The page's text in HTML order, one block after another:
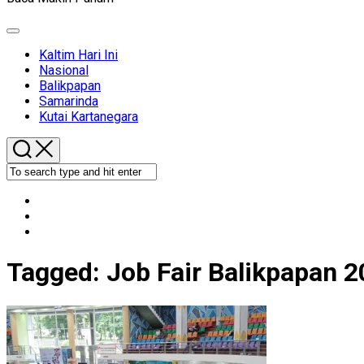
Expand
Kaltim Hari Ini
Nasional
Balikpapan
Samarinda
Kutai Kartanegara
Tagged: Job Fair Balikpapan